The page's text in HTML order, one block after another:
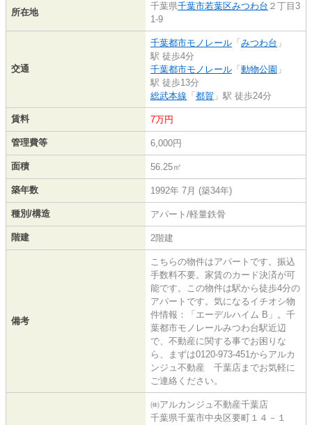
所在地
千葉県千葉市若葉区みつわ台 ２丁目3
1-9
交通
千葉都市モノレール 「 みつわ台 」
駅 徒歩4分
千葉都市モノレール 「 動物公園 」
駅 徒歩13分
総武本線 「 都賀 」駅 徒歩24分
賃料 7万円
管理費等 6,000円
面積 56.25㎡
築年数 1992年 7月 (築34年)
種別/構造 アパート/軽量鉄骨
階建 2階建
備考
こちらの物件はアパートです。振込
手数料不要。家賃のカード決済が可
能です。この物件は駅から徒歩4分の
アパートです。気になるイチオシ物
件情報：「エーデルハイム B」。千
葉都市モノレールみつわ台駅近辺
で、不動産に関する事でお困りな
ら、まずは0120-973-451からアルカ
ンジュ不動産 千葉店までお気軽に
ご連絡ください。
㈱アルカンジュ不動産千葉店
千葉県千葉市中央区要町１４－１